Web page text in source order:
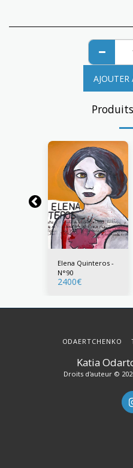
AJOUTER
Elena Quinteros -
N°90
2400€
Katia
Droits d'auteur ©
ODAERTCHENKO